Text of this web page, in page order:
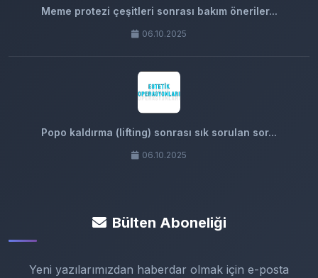
Meme protezi çeşitleri sonrası bakım öneriler...
06.10.2025
Popo kaldırma (lifting) sonrası sık sorulan sor...
06.10.2025
Bülten Aboneliği
Yeni yazılarımızdan haberdar olmak için e-posta